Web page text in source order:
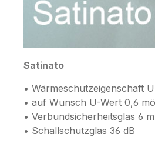
Satinato
• Wärmeschutzeigenschaft
• auf Wunsch U-Wert 0,6
• Verbundsicherheitsglas 6
• Schallschutzglas 36 dB